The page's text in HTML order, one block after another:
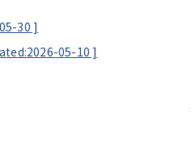
30 ]
05-10 ]